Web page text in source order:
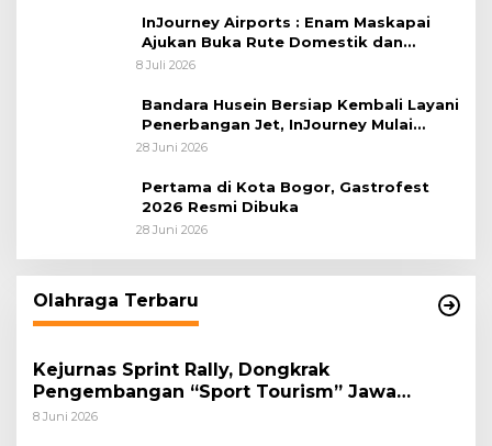
InJourney Airports : Enam Maskapai
Ajukan Buka Rute Domestik dan
Internasional dari Bandara Husein
8 Juli 2026
Bandara Husein Bersiap Kembali Layani
Penerbangan Jet, InJourney Mulai
Tahap Optimalisasi
28 Juni 2026
Pertama di Kota Bogor, Gastrofest
2026 Resmi Dibuka
28 Juni 2026
Olahraga Terbaru
Kejurnas Sprint Rally, Dongkrak
Pengembangan “Sport Tourism” Jawa
Tengah
8 Juni 2026